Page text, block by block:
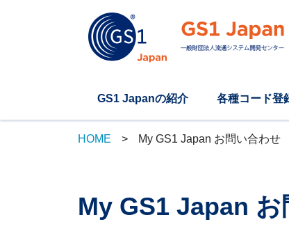
GS1 Japanの紹介 各種コード登
HOME My GS1 Japan お問い合わせ
My GS1 Japan お